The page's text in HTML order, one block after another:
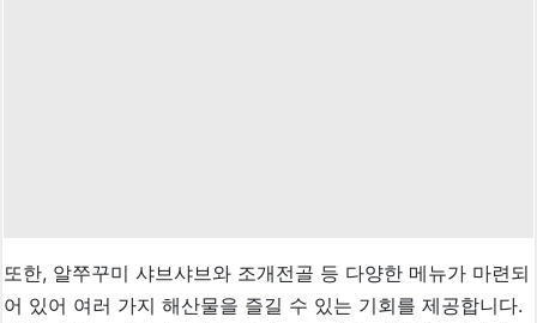
또한, 알쭈꾸미 샤브샤브와 조개전골 등 다양한 메뉴가 마련되
어 있어 여러 가지 해산물을 즐길 수 있는 기회를 제공합니다.